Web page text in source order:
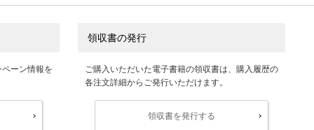
ーン情報を
領収書の発行
ご購入いただいた電子書籍の領収書は、購入履歴の
各注文詳細からご発行いただけます。
領収書を発行する